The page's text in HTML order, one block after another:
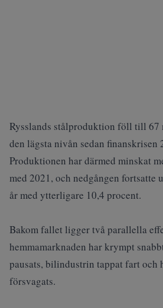
Rysslands stålproduktion föll till
den lägsta nivån sedan finanskrisen
Produktionen har därmed minskat
med 2021, och nedgången fortsatte
år med ytterligare 10,4 procent.
Bakom fallet ligger två parallella
hemmamarknaden har krympt
pausats, bilindustrin tappat fart och
försvagats.